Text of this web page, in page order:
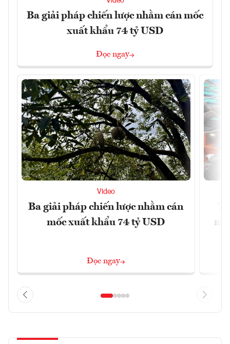
Ba giải pháp chiến lược nhằm cán mốc
xuất khẩu 74 tỷ USD
Đọc ngay
Video
Ba giải pháp chiến lược nhằm cán
mốc xuất khẩu 74 tỷ USD
Đọc ngay